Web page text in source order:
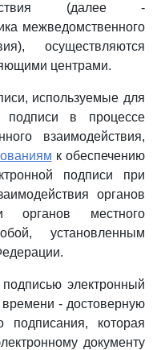
(далее -
межведомственного
осуществляются
центрами.
используемые для
подписи в процессе
взаимодействия,
к обеспечению
подписи при
органов
органов местного
установленным
электронный
- достоверную
которая
документу